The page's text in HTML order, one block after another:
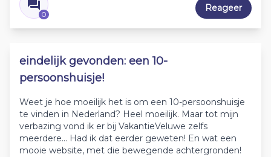
0
Reageer
eindelijk gevonden: een 10-
persoonshuisje!
Weet je hoe moeilijk het is om een 10-persoonshuisje
te vinden in Nederland? Heel moeilijk. Maar tot mijn
verbazing vond ik er bij VakantieVeluwe zelfs
meerdere... Had ik dat eerder geweten! En wat een
mooie website, met die bewegende achtergronden!